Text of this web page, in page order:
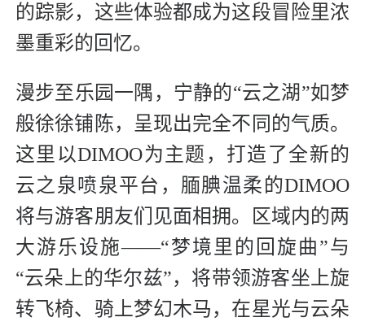
的踪影，这些体验都成为这段冒险里浓
墨重彩的回忆。
漫步至乐园一隅，宁静的“云之湖”如梦
般徐徐铺陈，呈现出完全不同的气质。
这里以DIMOO为主题，打造了全新的
云之泉喷泉平台，腼腆温柔的DIMOO
将与游客朋友们见面相拥。区域内的两
大游乐设施——“梦境里的回旋曲”与
“云朵上的华尔兹”，将带领游客坐上旋
转飞椅、骑上梦幻木马，在星光与云朵